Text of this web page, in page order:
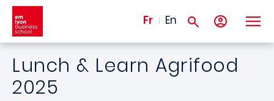
Aller au contenu principal
Fr En
Lunch & Learn Agrifood
2025